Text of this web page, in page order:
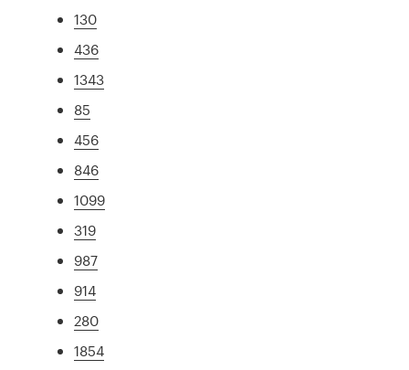
130
436
1343
85
456
846
1099
319
987
914
280
1854